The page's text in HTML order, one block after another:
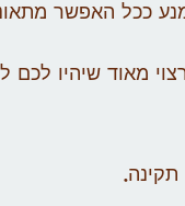
מאוד שיהיו